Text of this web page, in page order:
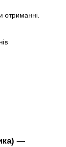
отриманні.
—